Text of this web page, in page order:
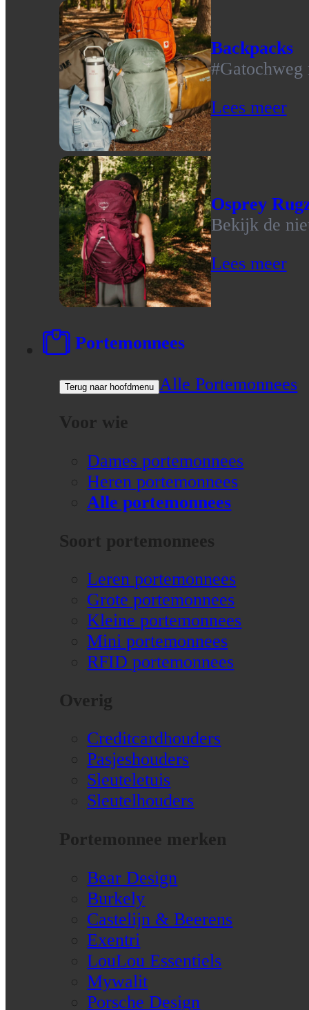
Backpacks
#Gatochweg
Lees meer
Osprey
Bekijk de
Lees meer
Portemonnees
Terug naar hoofdmenu Alle Portemonnees
Voor wie
Dames portemonnees
Heren portemonnees
Alle portemonnees
Soort portemonnees
Leren portemonnees
Grote portemonnees
Kleine portemonnees
Mini portemonnees
RFID portemonnees
Overig
Creditcardhouders
Pasjeshouders
Sleuteletuis
Sleutelhouders
Portemonnee merken
Bear Design
Burkely
Castelijn & Beerens
Exentri
LouLou Essentiels
Mywalit
Porsche Design